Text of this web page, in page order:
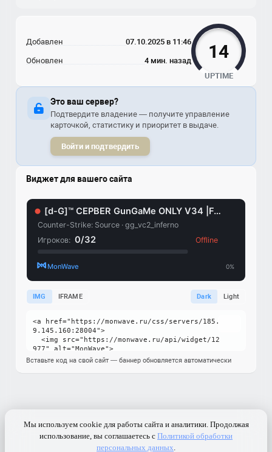
Добавлен 07.10.2025 в 11:46
Обновлен 4 мин. назад 14
UPTIME
Это ваш сервер?
Подтвердите владение — получите управление
карточкой, статистику и приоритет в выдаче.
Войти и подтвердить
Виджет для вашего сайта
IMG IFRAME Dark Light
Вставьте код на свой сайт — баннер обновляется автоматически